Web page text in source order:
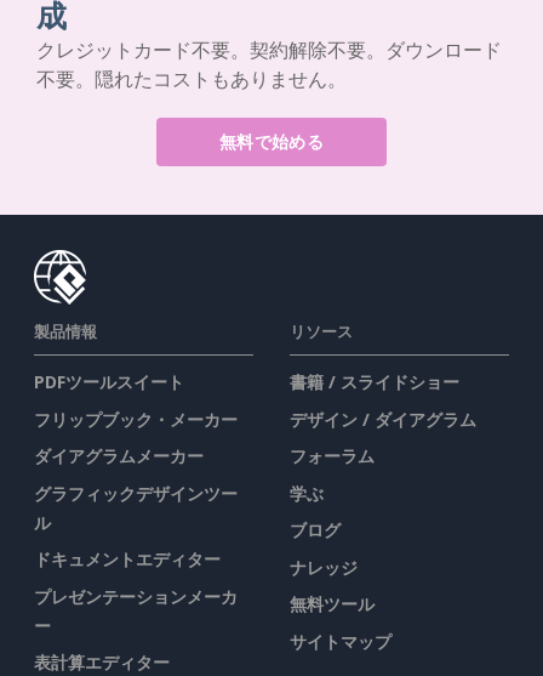
成
クレジットカード不要。契約解除不要。ダウンロード
不要。隠れたコストもありません。
無料で始める
製品情報
PDFツールスイート
フリップブック・メーカー
ダイアグラムメーカー
グラフィックデザインツー
ル
ドキュメントエディター
プレゼンテーションメーカ
ー
表計算エディター
リソース
書籍 / スライドショー
デザイン / ダイアグラム
フォーラム
学ぶ
ブログ
ナレッジ
無料ツール
サイトマップ